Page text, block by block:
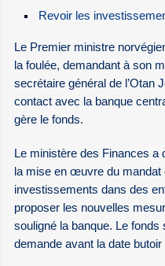
Revoir les
Le Premier ministre
la foulée, demandant à son
secrétaire général de l’Otan
contact avec la banque
gère le fonds.
Le ministère des Finances a
la mise en œuvre du mandat
investissements dans des
proposer les nouvelles
souligné la banque. Le fonds
demande avant la date